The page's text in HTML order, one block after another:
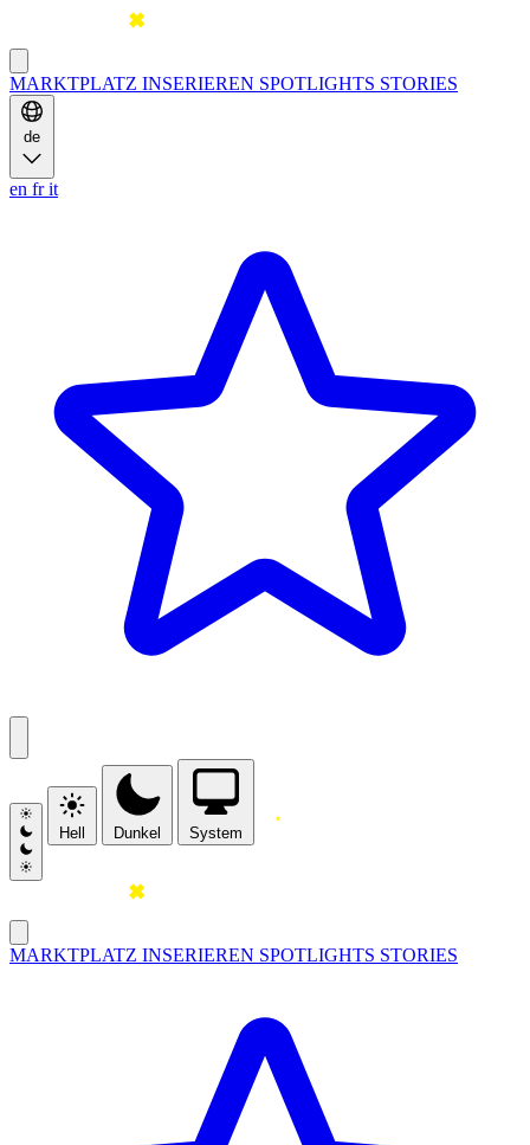
MARKTPLATZ INSERIEREN SPOTLIGHTS STORIES
de
en frit
Hell Dunkel System
MARKTPLATZ INSERIEREN SPOTLIGHTS STORIES